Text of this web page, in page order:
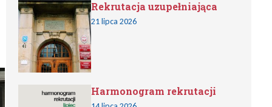
Rekrutacja uzupełniająca
21 lipca 2026
Harmonogram rekrutacji